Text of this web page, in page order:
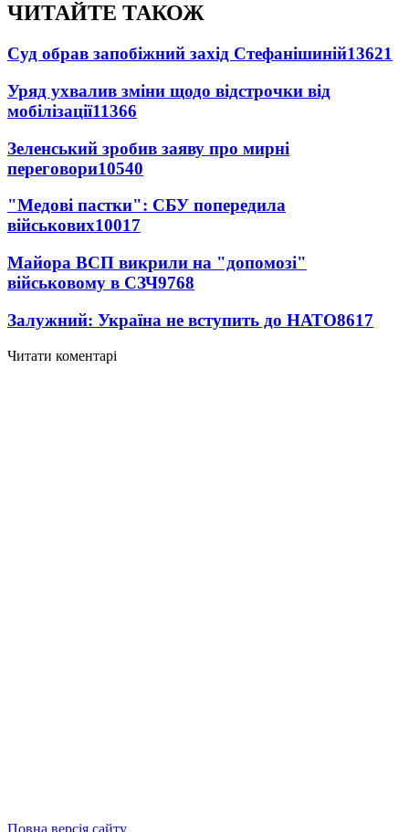
ЧИТАЙТЕ ТАКОЖ
Суд обрав запобіжний захід Стефанішиній13621
Уряд ухвалив зміни щодо відстрочки від
мобілізації11366
Зеленський зробив заяву про мирні
переговори10540
"Медові пастки": СБУ попередила
військових10017
Майора ВСП викрили на "допомозі"
військовому в СЗЧ9768
Залужний: Україна не вступить до НАТО8617
Читати коментарі
Повна версія сайту